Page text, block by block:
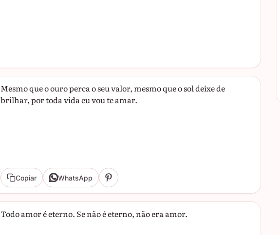
Mesmo que o ouro perca o seu valor, mesmo que o sol deixe de
brilhar, por toda vida eu vou te amar.
Copiar WhatsApp
Todo amor é eterno. Se não é eterno, não era amor.